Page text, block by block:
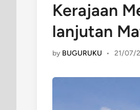
Kerajaan
lanjutan
by BUGURUKU • 21/07/